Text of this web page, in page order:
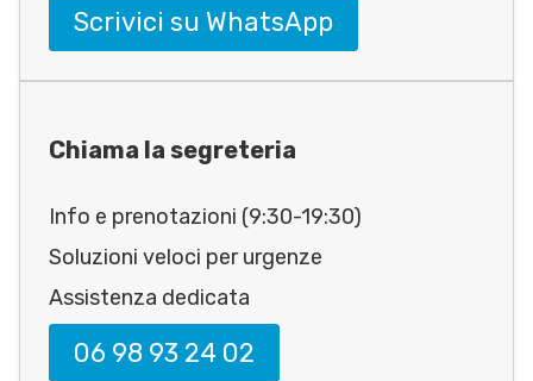
Scrivici su WhatsApp
Chiama la segreteria
Info e prenotazioni (9:30-19:30)
Soluzioni veloci per urgenze
Assistenza dedicata
06 98 93 24 02